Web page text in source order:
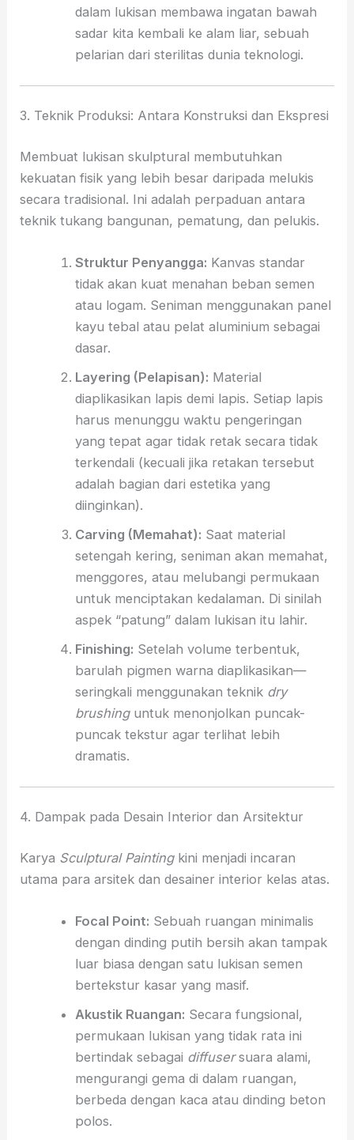
dalam lukisan membawa ingatan bawah
sadar kita kembali ke alam liar, sebuah
pelarian dari sterilitas dunia teknologi.
3. Teknik Produksi: Antara Konstruksi dan Ekspresi
Membuat lukisan skulptural membutuhkan
kekuatan fisik yang lebih besar daripada melukis
secara tradisional. Ini adalah perpaduan antara
teknik tukang bangunan, pematung, dan pelukis.
Struktur Penyangga: Kanvas standar
tidak akan kuat menahan beban semen
atau logam. Seniman menggunakan panel
kayu tebal atau pelat aluminium sebagai
dasar.
Layering (Pelapisan): Material
diaplikasikan lapis demi lapis. Setiap lapis
harus menunggu waktu pengeringan
yang tepat agar tidak retak secara tidak
terkendali (kecuali jika retakan tersebut
adalah bagian dari estetika yang
diinginkan).
Carving (Memahat): Saat material
setengah kering, seniman akan memahat,
menggores, atau melubangi permukaan
untuk menciptakan kedalaman. Di sinilah
aspek “patung” dalam lukisan itu lahir.
Finishing: Setelah volume terbentuk,
barulah pigmen warna diaplikasikan—
seringkali menggunakan teknik dry
brushinguntuk menonjolkan puncak-
puncak tekstur agar terlihat lebih
dramatis.
4. Dampak pada Desain Interior dan Arsitektur
Karya Sculptural Paintingkini menjadi incaran
utama para arsitek dan desainer interior kelas atas.
Focal Point: Sebuah ruangan minimalis
dengan dinding putih bersih akan tampak
luar biasa dengan satu lukisan semen
bertekstur kasar yang masif.
Akustik Ruangan: Secara fungsional,
permukaan lukisan yang tidak rata ini
bertindak sebagai diffusersuara alami,
mengurangi gema di dalam ruangan,
berbeda dengan kaca atau dinding beton
polos.